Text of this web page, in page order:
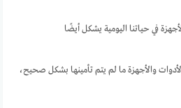
في حياتنا اليومية يشكل أيضًا
والأجهزة ما لم يتم تأمينها بشكل صحيح،